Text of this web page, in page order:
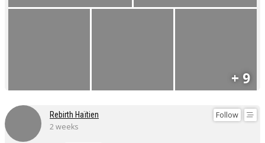
+ 9
Follow
Rebirth Haïtien
2 weeks